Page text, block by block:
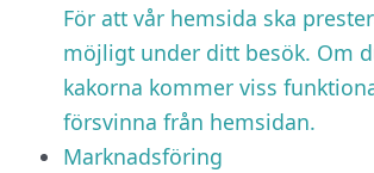
För att vår hemsida ska
möjligt under ditt besök. Om
kakorna kommer viss
försvinna från hemsidan.
Marknadsföring